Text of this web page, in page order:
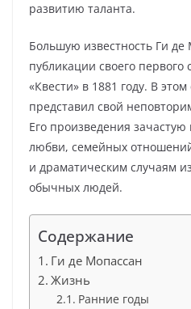
развитию таланта.
Большую известность Ги
публикации своего первого
«Квести» в 1881 году. В
представил свой
Его произведения
любви, семейных
и драматическим случаям
обычных людей.
Содержание
Ги де Мопассан
Жизнь
Ранние годы